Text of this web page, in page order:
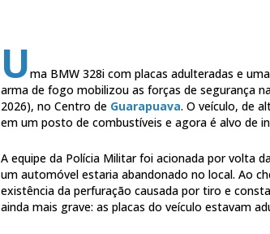
Uma BMW 328i com placas adulteradas e
arma de fogo mobilizou as forças de segurança
2026), no Centro de Guarapuava. O veículo, de
em um posto de combustíveis e agora é alvo de
A equipe da Polícia Militar foi acionada por volta
um automóvel estaria abandonado no local. Ao
existência da perfuração causada por tiro e
ainda mais grave: as placas do veículo estavam